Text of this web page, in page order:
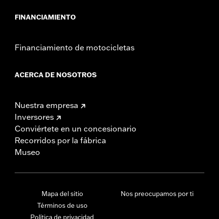
FINANCIAMIENTO
Financiamiento de motocicletas
ACERCA DE NOSOTROS
Nuestra empresa
Inversores
Conviértete en un concesionario
Recorridos por la fábrica
Museo
Mapa del sitio
Términos de uso
Política de privacidad
Nos preocupamos por ti